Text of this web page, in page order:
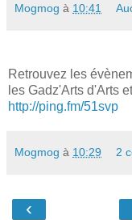
Mogmog à 10:41
Retrouvez les
les Gadz'Arts d'Arts
http://ping.fm/51svp
Mogmog à 10:29 2
‹